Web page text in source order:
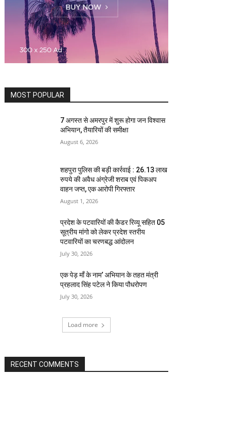
MOST POPULAR
7 अगस्त से अमरपुर में शुरू होगा जन विश्वास
अभियान, तैयारियों की समीक्षा
August 6, 2026
शहपुरा पुलिस की बड़ी कार्रवाई : 26.13 लाख
रुपये की अवैध अंग्रेजी शराब एवं पिकअप
वाहन जप्त, एक आरोपी गिरफ्तार
August 1, 2026
प्रदेश के पटवारियों की कैडर रिव्यू सहित 05
सूत्रीय मांगो को लेकर प्रदेश स्तरीय
पटवारियों का चरणबद्ध आंदोलन
July 30, 2026
एक पेड़ माँ के नाम’ अभियान के तहत मंत्री
प्रहलाद सिंह पटेल ने किया पौधरोपण
July 30, 2026
Load more
RECENT COMMENTS